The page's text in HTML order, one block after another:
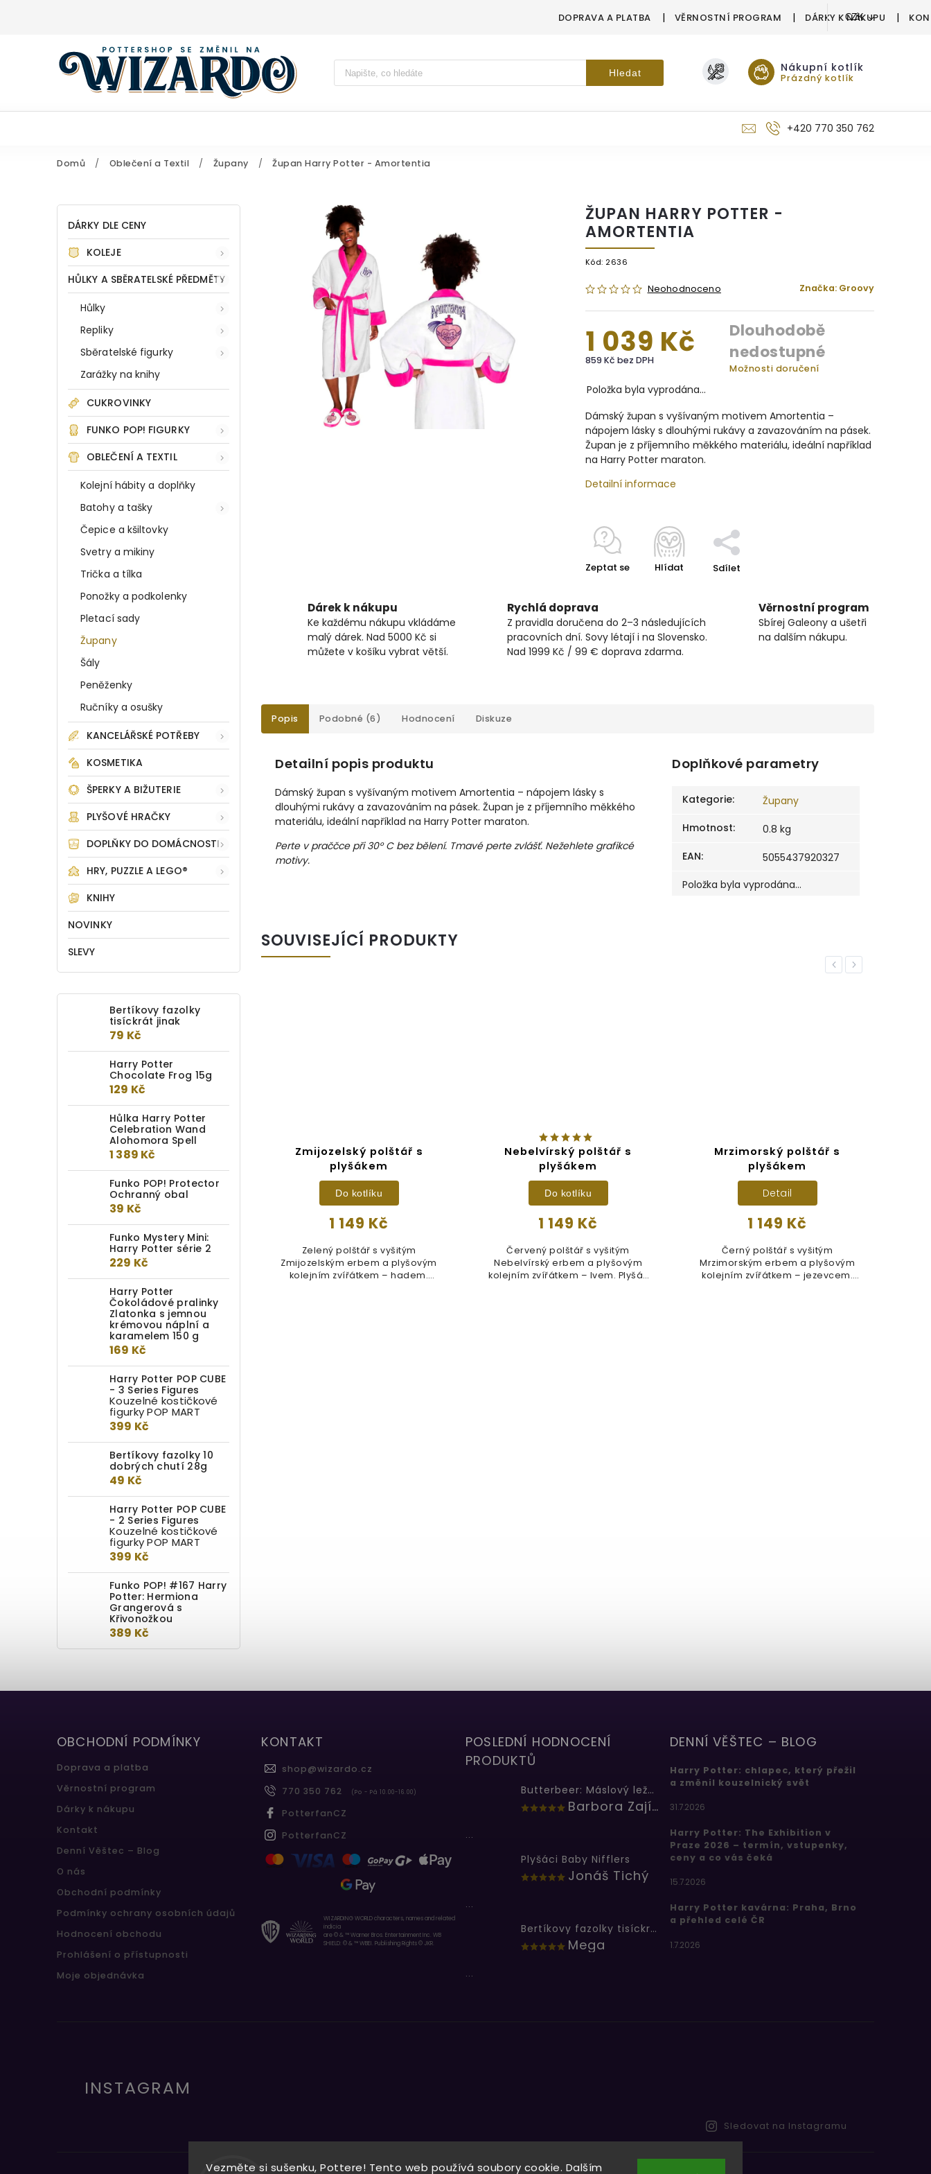
Vezměte si sušenku, Pottere! Tento web používá soubory cookie. Dalším
DOPRAVA A PLATBA VĚRNOSTNÍ PROGRAM DÁRKY K NÁKUPU
CZK
Vyhledávání Hledat Nákupní kotlík
Prázdný kotlík
+420 770 350 762
Domů / Oblečení a Textil / Župany / Župan Harry Potter - Amortentia
DÁRKY DLE CENY
KOLEJE
HŮLKY A SBĚRATELSKÉ PŘEDMĚTY
Hůlky
Repliky
Sběratelské figurky
Zarážky na knihy
CUKROVINKY
FUNKO POP! FIGURKY
OBLEČENÍ A TEXTIL
Kolejní hábity a doplňky
Batohy a tašky
Čepice a kšiltovky
Svetry a mikiny
Trička a tílka
Ponožky a podkolenky
Pletací sady
Župany
Šály
Peněženky
Ručníky a osušky
KANCELÁŘSKÉ POTŘEBY
KOSMETIKA
ŠPERKY A BIŽUTERIE
PLYŠOVÉ HRAČKY
DOPLŇKY DO DOMÁCNOSTI
HRY, PUZZLE A LEGO®
KNIHY
NOVINKY
SLEVY
Bertíkovy fazolky
tisíckrát jinak
79 Kč
Harry Potter
Chocolate Frog 15g
129 Kč
Hůlka Harry Potter
Celebration Wand
Alohomora Spell
1 389 Kč
Funko POP! Protector
Ochranný obal
39 Kč
Funko Mystery Mini:
Harry Potter série 2
229 Kč
Harry Potter
Čokoládové pralinky
Zlatonka s jemnou
krémovou náplní a
karamelem 150 g
169 Kč
Harry Potter POP CUBE
- 3 Series Figures
Kouzelné kostičkové
figurky POP MART
399 Kč
Bertíkovy fazolky 10
dobrých chutí 28g
49 Kč
Harry Potter POP CUBE
- 2 Series Figures
Kouzelné kostičkové
figurky POP MART
399 Kč
Funko POP! #167 Harry
Potter: Hermiona
Grangerová s
Křivonožkou
389 Kč
ŽUPAN HARRY POTTER -
AMORTENTIA
Kód: 2636
Neohodnoceno Značka: Groovy
1 039 Kč
859 Kč bez DPH
Dlouhodobě
nedostupné
Možnosti doručení
Položka byla vyprodána…
Dámský župan s vyšívaným motivem Amortentia –
nápojem lásky s dlouhými rukávy a zavazováním na pásek.
Župan je z příjemního měkkého materiálu, ideální například
na Harry Potter maraton.
Detailní informace
Zeptat se Hlídat Sdílet
Dárek k nákupu
Ke každému nákupu vkládáme
malý dárek. Nad 5000 Kč si
můžete v košíku vybrat větší.
Rychlá doprava
Z pravidla doručena do 2–3 následujících
pracovních dní. Sovy létají i na Slovensko.
Nad 1999 Kč / 99 € doprava zdarma.
Věrnostní program
Sbírej Galeony a ušetři
na dalším nákupu.
Popis Podobné (6) Hodnocení Diskuze
Detailní popis produktu
Dámský župan s vyšívaným motivem Amortentia – nápojem lásky s
dlouhými rukávy a zavazováním na pásek. Župan je z příjemního měkkého
materiálu, ideální například na Harry Potter maraton.
Perte v praččce při 30° C bez bělení. Tmavé perte zvlášť. Nežehlete grafikcé
motivy.
Doplňkové parametry
Kategorie:
Župany
Hmotnost:
0.8 kg
EAN:
5055437920327
Položka byla vyprodána…
SOUVISEJÍCÍ PRODUKTY
Previous
Povlak na polštář
849 Kč
Detail
Dodejte svému domovu nádech
kouzelnického dědictví s naším
rozvětvenými...
Zmijozelský polštář s
plyšákem
1 149 Kč
Do kotlíku
Zelený polštář s vyšitým
Zmijozelským erbem a plyšovým
kolejním zvířátkem – hadem.
Nebelvírský polštář s
plyšákem
1 149 Kč
Do kotlíku
Červený polštář s vyšitým
Nebelvírský erbem a plyšovým
kolejním zvířátkem – lvem. Plyšák
Mrzimorský polštář s
plyšákem
1 149 Kč
Detail
Černý polštář s vyšitým
Mrzimorským erbem a plyšovým
kolejním zvířátkem – jezevcem.
Next
OBCHODNÍ PODMÍNKY
Doprava a platba
Věrnostní program
Dárky k nákupu
Kontakt
Denní Věštec – Blog
O nás
Obchodní podmínky
Podmínky ochrany osobních údajů
Hodnocení obchodu
Prohlášení o přístupnosti
Moje objednávka
KONTAKT
shop@wizardo.cz
770 350 762
(Po - Pá 10.00-16.00)
PotterfanCZ
PotterfanCZ
WIZARDING WORLD characters, names and related
indicia
are © & ™ Warner Bros. Entertainment Inc. WB
SHIELD: © & ™ WBEI. Publishing Rights © JKR.
POSLEDNÍ HODNOCENÍ
PRODUKTŮ
Butterbeer: Máslový ležák
Barbora Zajícová
...
Plyšáci Baby Nifflers
Jonáš Tichý
...
Bertíkovy fazolky tisíckrát jinak
Mega
...
DENNÍ VĚŠTEC – BLOG
Harry Potter: chlapec, který přežil
a změnil kouzelnický svět
31.7.2026
Harry Potter: The Exhibition v
Praze 2026 – termín, vstupenky,
ceny a co vás čeká
15.7.2026
Harry Potter kavárna: Praha, Brno
a přehled celé ČR
1.7.2026
INSTAGRAM
Sledovat na Instagramu